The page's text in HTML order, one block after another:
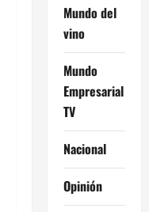
Mundo del
vino
Mundo
Empresarial
TV
Nacional
Opinión